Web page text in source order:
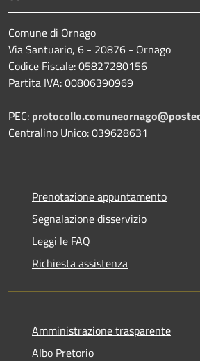
Comune di Ornago
Via Santuario, 6 - 20876 - Ornago
Codice Fiscale: 05827280156
Partita IVA: 00806390969
PEC:
Centralino Unico: 039628631
Prenotazione appuntamento
Segnalazione disservizio
Leggi le FAQ
Richiesta assistenza
Amministrazione trasparente
Albo Pretorio